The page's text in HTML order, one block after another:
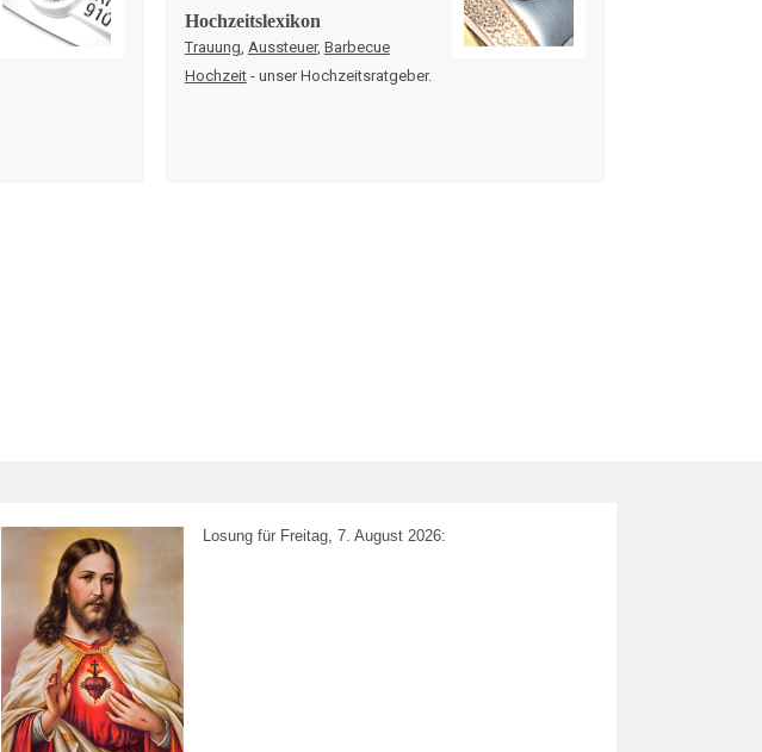
Hochzeitslexikon
Trauung Aussteuer, Barbecue
Hochzeit- unser Hochzeitsratgeber.
Losung für Freitag, 7. August 2026: